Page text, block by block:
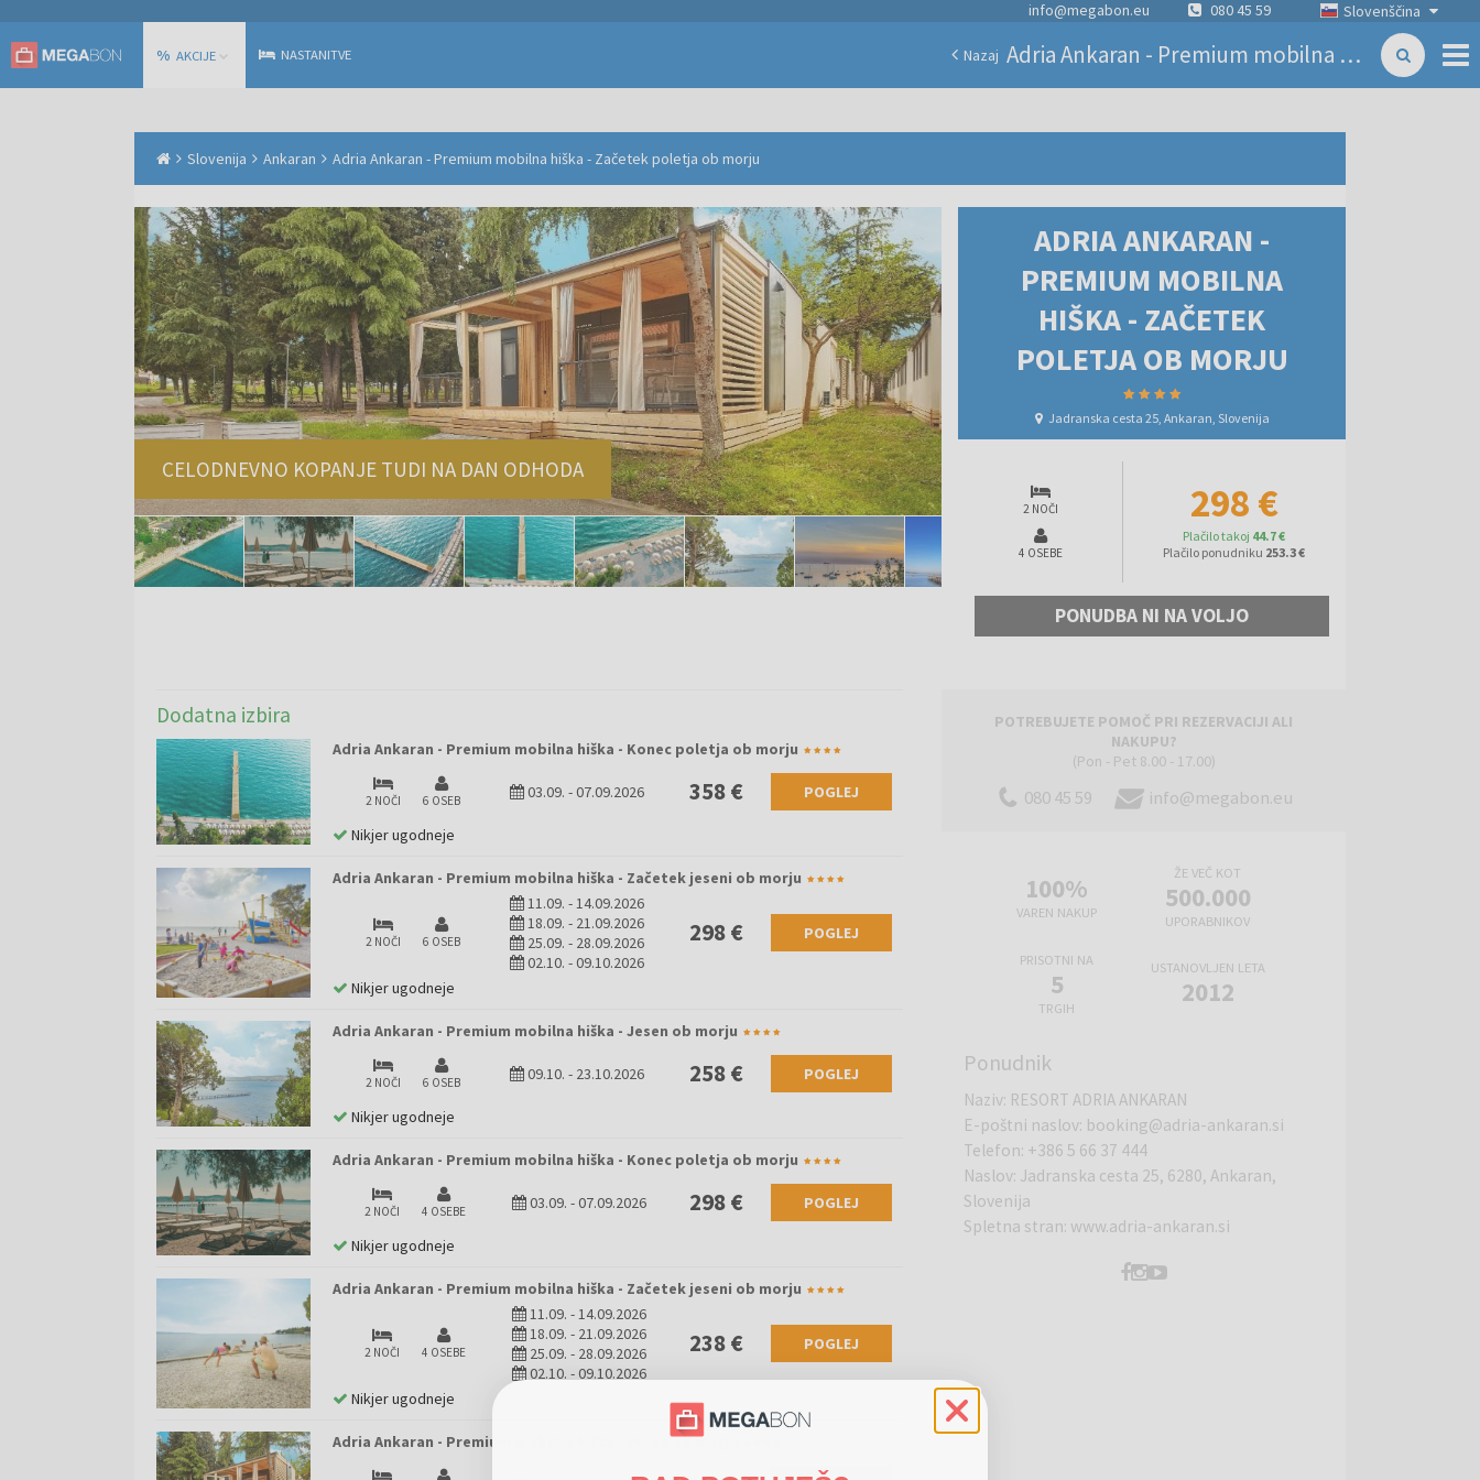
Slovenščina
info@megabon.eu 080 45 59
% AKCIJE NASTANITVE Nazaj Adria Ankaran - Premium mobilna hiška - Začetek poletja ob morju
Slovenija Ankaran Adria Ankaran - Premium mobilna hiška - Začetek poletja ob morju
ADRIA ANKARAN -
PREMIUM MOBILNA
HIŠKA - ZAČETEK
POLETJA OB MORJU
Jadranska cesta 25, Ankaran, Slovenija
2 NOČI
4 OSEBE
298 €
Plačilo takoj 44.7 €
Plačilo ponudniku 253.3 €
PONUDBA NI NA VOLJO
CELODNEVNO KOPANJE TUDI NA DAN ODHODA
Dodatna izbira
Adria Ankaran - Premium mobilna hiška - Konec poletja ob morju
2 NOČI 6 OSEB 03.09. -07.09.2026 358 € POGLEJ
Nikjer ugodneje
Adria Ankaran - Premium mobilna hiška - Začetek jeseni ob morju
2 NOČI 6 OSEB
11.09. -14.09.2026
18.09. - 21.09.2026
25.09. - 28.09.2026
02.10. -09.10.2026
298 € POGLEJ
Nikjer ugodneje
Adria Ankaran - Premium mobilna hiška - Jesen ob morju
2 NOČI 6 OSEB 09.10. - 23.10.2026 258 € POGLEJ
Nikjer ugodneje
Adria Ankaran - Premium mobilna hiška - Konec poletja ob morju
2 NOČI 4 OSEBE 03.09. -07.09.2026 298 € POGLEJ
Nikjer ugodneje
Adria Ankaran - Premium mobilna hiška - Začetek jeseni ob morju
2 NOČI 4 OSEBE
11.09. -14.09.2026
18.09. - 21.09.2026
25.09. - 28.09.2026
02.10. -09.10.2026
238 € POGLEJ
Nikjer ugodneje
Adria Ankaran - Premium mobilna hiška - Jesen ob morju
POTREBUJETE POMOČ PRI REZERVACIJI ALI
NAKUPU?
(Pon - Pet 8.00 - 17.00)
080 45 59 info@megabon.eu
100%
VAREN NAKUP
ŽE VEČ KOT
500.000
UPORABNIKOV
PRISOTNI NA
5
TRGIH
USTANOVLJEN LETA
2012
Ponudnik
Naziv: RESORT ADRIA ANKARAN
E-poštni naslov: booking@adria-ankaran.si
Telefon: +386 5 66 37 444
Naslov: Jadranska cesta 25, 6280, Ankaran,
Slovenija
Spletna stran: www.adria-ankaran.si